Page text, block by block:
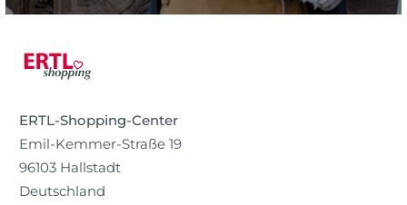
ERTL-Shopping-Center
Emil-Kemmer-Straße 19
96103 Hallstadt
Deutschland